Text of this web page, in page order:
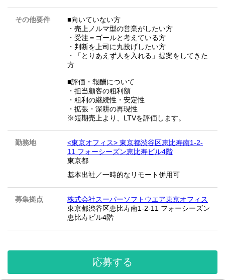
その他要件
■向いていない方
・売上ノルマ型の営業がしたい方
・受注＝ゴールと考えている方
・判断を上司に丸投げしたい方
・「とりあえず人を入れる」提案をしてきた
方
■評価・報酬について
・担当顧客の粗利額
・粗利の継続性・安定性
・拡張・深耕の再現性
※短期売上より、LTVを評価します。
勤務地
<東京オフィス> 東京都渋谷区恵比寿南1-2-
11 フォーシーズン恵比寿ビル4階
東京都
基本出社／一時的なリモート併用可
募集拠点
株式会社スーパーソフトウエア東京オフィス
東京都渋谷区恵比寿南1-2-11 フォーシーズン
恵比寿ビル4階
応募する